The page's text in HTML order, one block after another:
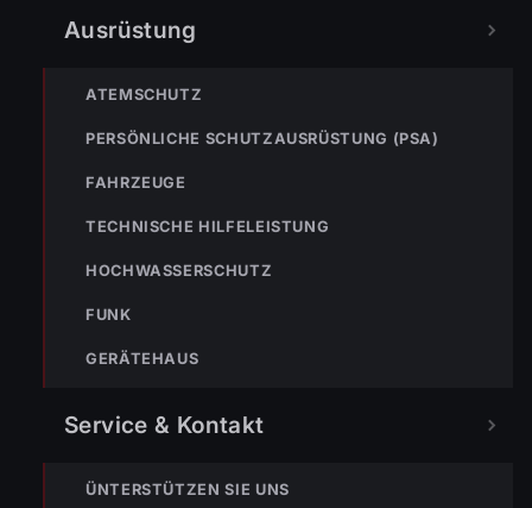
Ausrüstung
ATEMSCHUTZ
PERSÖNLICHE SCHUTZAUSRÜSTUNG (PSA)
FAHRZEUGE
TECHNISCHE HILFELEISTUNG
HOCHWASSERSCHUTZ
FUNK
GERÄTEHAUS
Service & Kontakt
ÜNTERSTÜTZEN SIE UNS
TEILEN
Simon Müller
T: +43 664 3959768 | M: